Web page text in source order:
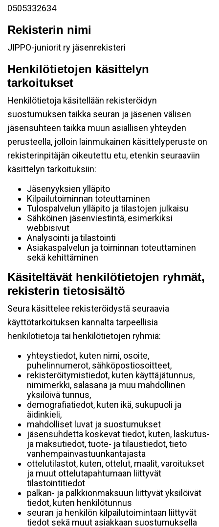
0505332634
Rekisterin nimi
JIPPO-juniorit ry jäsenrekisteri
Henkilötietojen käsittelyn
tarkoitukset
Henkilötietoja käsitellään rekisteröidyn
suostumuksen taikka seuran ja jäsenen välisen
jäsensuhteen taikka muun asiallisen yhteyden
perusteella, jolloin lainmukainen käsittelyperuste on
rekisterinpitäjän oikeutettu etu, etenkin seuraaviin
käsittelyn tarkoituksiin:
Jäsenyyksien ylläpito
Kilpailutoiminnan toteuttaminen
Tulospalvelun ylläpito ja tilastojen julkaisu
Sähköinen jäsenviestintä, esimerkiksi
webbisivut
Analysointi ja tilastointi
Asiakaspalvelun ja toiminnan toteuttaminen
sekä kehittäminen
Käsiteltävät henkilötietojen ryhmät,
rekisterin tietosisältö
Seura käsittelee rekisteröidystä seuraavia
käyttötarkoituksen kannalta tarpeellisia
henkilötietoja tai henkilötietojen ryhmiä:
yhteystiedot, kuten nimi, osoite,
puhelinnumerot, sähköpostiosoitteet,
rekisteröitymistiedot, kuten käyttäjätunnus,
nimimerkki, salasana ja muu mahdollinen
yksilöivä tunnus,
demografiatiedot, kuten ikä, sukupuoli ja
äidinkieli,
mahdolliset luvat ja suostumukset
jäsensuhdetta koskevat tiedot, kuten, laskutus-
ja maksutiedot, tuote- ja tilaustiedot, tieto
vanhempainvastuunkantajasta
ottelutilastot, kuten, ottelut, maalit, varoitukset
ja muut ottelutapahtumaan liittyvät
tilastointitiedot
palkan- ja palkkionmaksuun liittyvät yksilöivät
tiedot, kuten henkilötunnus
seuran ja henkilön kilpailutoimintaan liittyvät
tiedot sekä muut asiakkaan suostumuksella